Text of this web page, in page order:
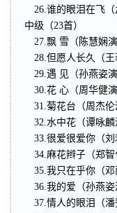
26.谁的眼泪在飞（
中级（23首）
27.飘 雪（陈慧娴演
28.但愿人长久（王
29.遇 见（孙燕姿演
30.花 心（周华健演
31.菊花台（周杰伦
32.水中花（谭咏麟
33.很爱很爱你（刘
34.麻花辫子（郑智
35.我只在乎你（邓
36.我的爱（孙燕姿
37.情人的眼泪（潘